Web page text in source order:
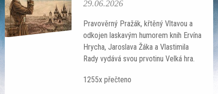
29.06.2026
Pravověrný Pražák, křtěný Vltavou a
odkojen laskavým humorem knih Ervína
Hrycha, Jaroslava Žáka a Vlastimila
Rady vydává svou prvotinu Velká hra.
1255x přečteno